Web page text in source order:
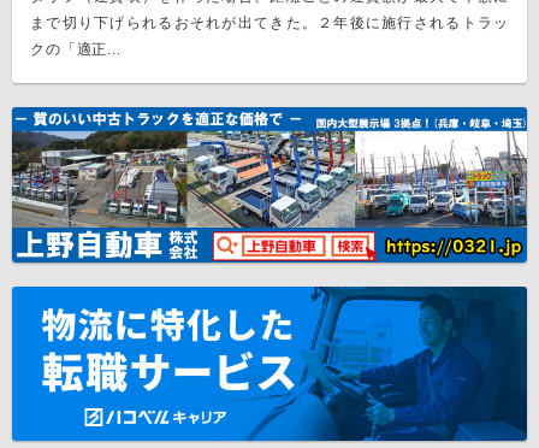
まで切り下げられるおそれが出てきた。２年後に施行されるトラッ
クの「適正...